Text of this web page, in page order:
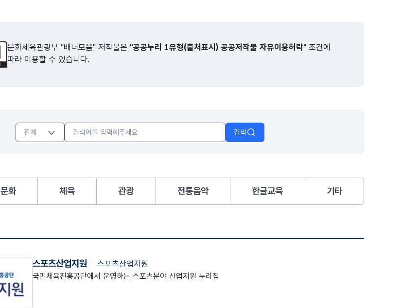
문화체육관광부 "배너모음" 저작물은 "공공누리 1유형(출처표시) 공공저작물 자유이용허락" 조건에
따라 이용할 수 있습니다.
검색
문화 체육 관광 전통음악 한글교육 기타
스포츠산업지원 스포츠산업지원
국민체육진흥공단에서 운영하는 스포츠분야 산업지원 누리집